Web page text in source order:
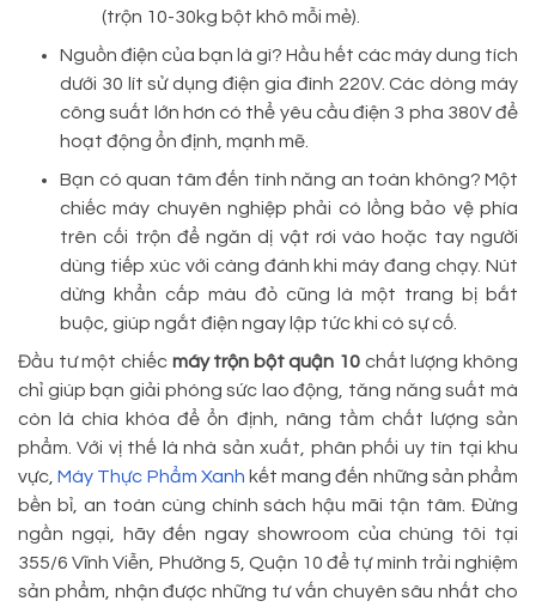
(trộn 10-30kg bột khô mỗi mẻ).
Nguồn điện của bạn là gì? Hầu hết các máy dung tích
dưới 30 lít sử dụng điện gia đình 220V. Các dòng máy
công suất lớn hơn có thể yêu cầu điện 3 pha 380V để
hoạt động ổn định, mạnh mẽ.
Bạn có quan tâm đến tính năng an toàn không? Một
chiếc máy chuyên nghiệp phải có lồng bảo vệ phía
trên cối trộn để ngăn dị vật rơi vào hoặc tay người
dùng tiếp xúc với càng đánh khi máy đang chạy. Nút
dừng khẩn cấp màu đỏ cũng là một trang bị bắt
buộc, giúp ngắt điện ngay lập tức khi có sự cố.
Đầu tư một chiếc máy trộn bột quận 10 chất lượng không
chỉ giúp bạn giải phóng sức lao động, tăng năng suất mà
còn là chìa khóa để ổn định, nâng tầm chất lượng sản
phẩm. Với vị thế là nhà sản xuất, phân phối uy tín tại khu
vực,Máy Thực Phẩm Xanh kết mang đến những sản phẩm
bền bỉ, an toàn cùng chính sách hậu mãi tận tâm. Đừng
ngần ngại, hãy đến ngay showroom của chúng tôi tại
355/6 Vĩnh Viễn, Phường 5, Quận 10 để tự mình trải nghiệm
sản phẩm, nhận được những tư vấn chuyên sâu nhất cho